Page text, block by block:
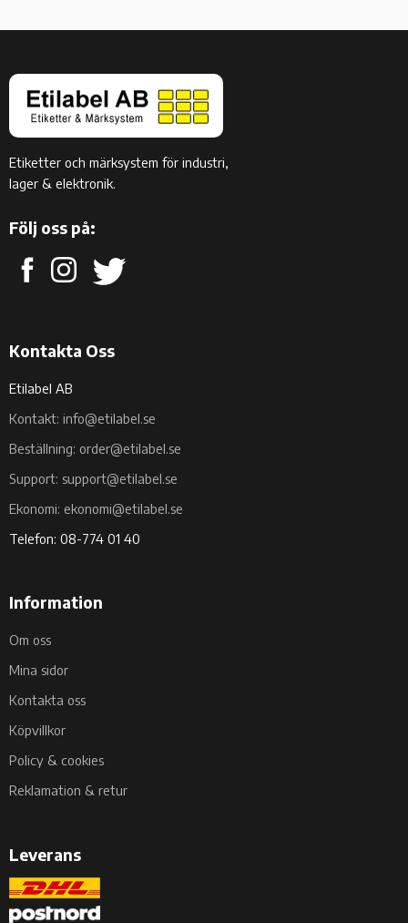
Etiketter och märksystem för industri,
lager & elektronik.
Följ oss på:
Kontakta Oss
Etilabel AB
Kontakt: info@etilabel.se
Beställning: order@etilabel.se
Support: support@etilabel.se
Ekonomi: ekonomi@etilabel.se
Telefon: 08-774 01 40
Information
Om oss
Mina sidor
Kontakta oss
Köpvillkor
Policy & cookies
Reklamation & retur
Leverans